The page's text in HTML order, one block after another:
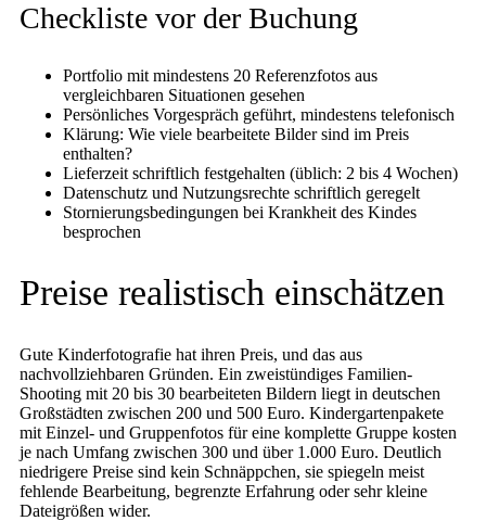
Checkliste vor der Buchung
Portfolio mit mindestens 20 Referenzfotos aus
vergleichbaren Situationen gesehen
Persönliches Vorgespräch geführt, mindestens telefonisch
Klärung: Wie viele bearbeitete Bilder sind im Preis
enthalten?
Lieferzeit schriftlich festgehalten (üblich: 2 bis 4 Wochen)
Datenschutz und Nutzungsrechte schriftlich geregelt
Stornierungsbedingungen bei Krankheit des Kindes
besprochen
Preise realistisch einschätzen
Gute Kinderfotografie hat ihren Preis, und das aus
nachvollziehbaren Gründen. Ein zweistündiges Familien-
Shooting mit 20 bis 30 bearbeiteten Bildern liegt in deutschen
Großstädten zwischen 200 und 500 Euro. Kindergartenpakete
mit Einzel- und Gruppenfotos für eine komplette Gruppe kosten
je nach Umfang zwischen 300 und über 1.000 Euro. Deutlich
niedrigere Preise sind kein Schnäppchen, sie spiegeln meist
fehlende Bearbeitung, begrenzte Erfahrung oder sehr kleine
Dateigrößen wider.